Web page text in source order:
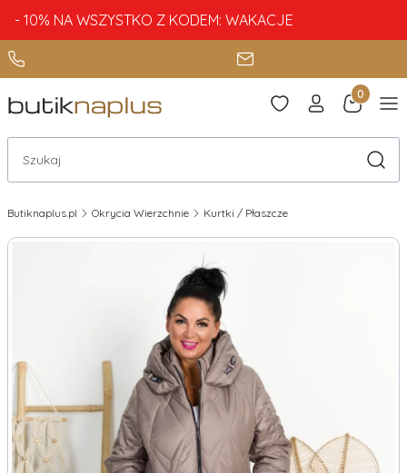
- 10% NA WSZYSTKO Z KODEM: WAKACJE
Produkty
Otwórz wyszukiwarkę
Butiknaplus.pl Okrycia Wierzchnie Kurtki / Płaszcze